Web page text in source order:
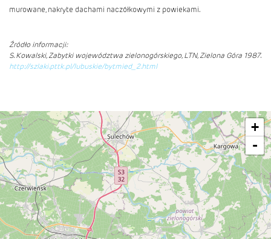
murowane, nakryte dachami naczółkowymi z powiekami.
Źródło informacji:
S. Kowalski, Zabytki województwa zielonogórskiego, LTN, Zielona Góra 1987.
http://szlaki.pttk.pl/lubuskie/bytmied_2.html
+
-